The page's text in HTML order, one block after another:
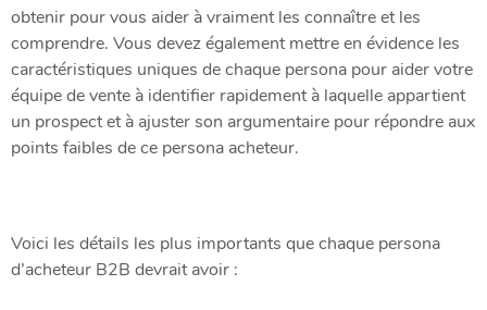
obtenir pour vous aider à vraiment les connaître et les
comprendre. Vous devez également mettre en évidence les
caractéristiques uniques de chaque persona pour aider votre
équipe de vente à identifier rapidement à laquelle appartient
un prospect et à ajuster son argumentaire pour répondre aux
points faibles de ce persona acheteur.
Voici les détails les plus importants que chaque persona
d’acheteur B2B devrait avoir :